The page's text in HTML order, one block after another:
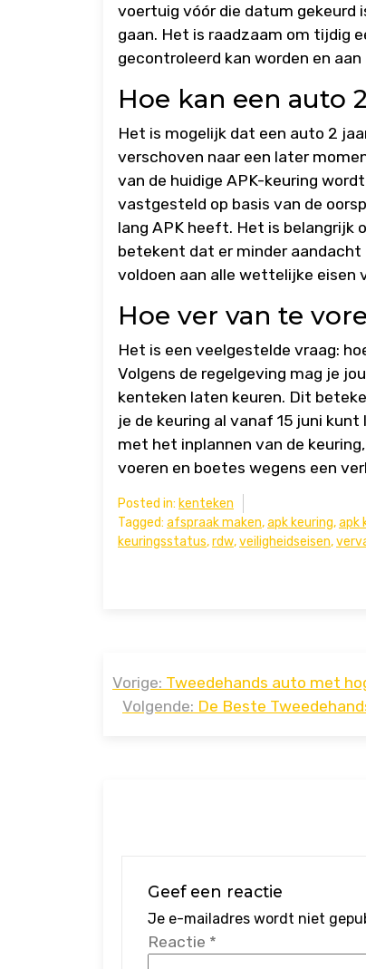
voertuig vóór die datum gekeurd
gaan. Het is raadzaam om tijdig
gecontroleerd kan worden en
Hoe kan een auto
Het is mogelijk dat een auto 2
verschoven naar een later
van de huidige APK-keuring
vastgesteld op basis van de
lang APK heeft. Het is belangrijk
betekent dat er minder
voldoen aan alle wettelijke eisen
Hoe ver van te
Het is een veelgestelde vraag:
Volgens de regelgeving mag je
kenteken laten keuren. Dit
je de keuring al vanaf 15 juni
met het inplannen van de
voeren en boetes wegens een
Posted in: kenteken
Tagged: afspraak maken,apk keuring,apk
keuringsstatus,rdw,veiligheidseisen,
Bericht
navigatie
Vorige: Tweedehands auto met
Volgende: De Beste
Geef een reactie
Je e-mailadres wordt niet
Reactie *